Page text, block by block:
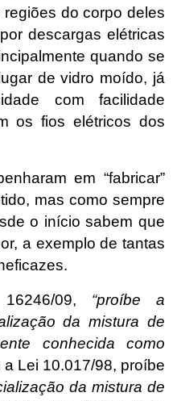
do corpo deles
descargas elétricas
quando se
de vidro moído, já
com facilidade
os fios elétricos dos
em “fabricar”
mas como sempre
o início sabem que
a exemplo de tantas
09, “proíbe a
da mistura de
conhecida como
Lei 10.017/98, proíbe
da mistura de